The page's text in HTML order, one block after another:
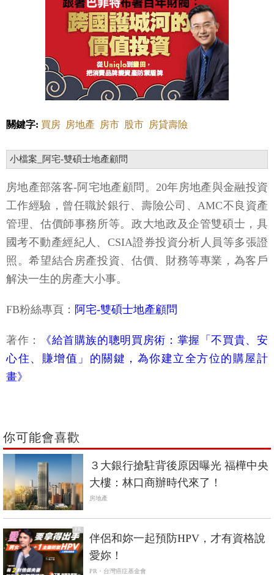
關鍵字: 買房 房地產 房市 股市 房貸壽險
小檔案_阿宅-雙碩士地產顧問
房地產部落客-阿宅地產顧問。20年房地產與金融投資
工作經驗，曾任職於銀行、壽險公司、AMC不良資產
管理、估價師事務所等。政大地政及企管雙碩士，具
國考不動產經紀人、CSIA證券投資分析人員等多張證
照。希望結合房產投資、估價、財務等專業，為客戶
解決一生的房產大小事。
FB粉絲專頁： 阿宅-雙碩士地產顧問
著作：
《給首購族的聰明買房術：掌握「不買貴、安
心住、賺增值」的關鍵，為你建立全方位的購屋計
畫》
你可能會喜歡
３大銀行搶駐背後原因曝光 福樺中央
大樓：林口商辦時代來了！
房地產
PR
伴侶和妳一起預防HPV，才有資格說
愛妳！
PR・台灣癌症基金會